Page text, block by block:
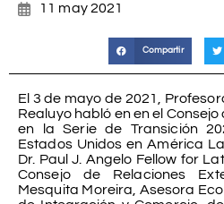
11 may 2021
Compartir
El 3 de mayo de 2021,
Realuyo habló en en el
en la Serie de Transición
Estados Unidos en América
Dr. Paul J. Angelo Fellow for
Consejo de Relaciones
Mesquita Moreira, Asesora